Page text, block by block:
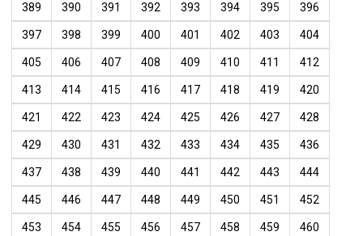
389 390 391 392 393 394 395 396
397 398 399 400 401 402 403 404
405 406 407 408 409 410 411 412
413 414 415 416 417 418 419 420
421 422 423 424 425 426 427 428
429 430 431 432 433 434 435 436
437 438 439 440 441 442 443 444
445 446 447 448 449 450 451 452
453 454 455 456 457 458 459 460